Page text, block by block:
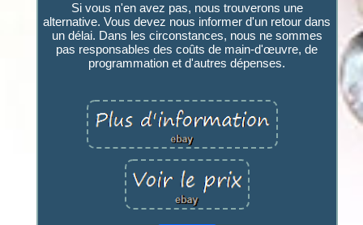
Si vous n'en avez pas, nous trouverons une
alternative. Vous devez nous informer d'un retour dans
un délai. Dans les circonstances, nous ne sommes
pas responsables des coûts de main-d'œuvre, de
programmation et d'autres dépenses.